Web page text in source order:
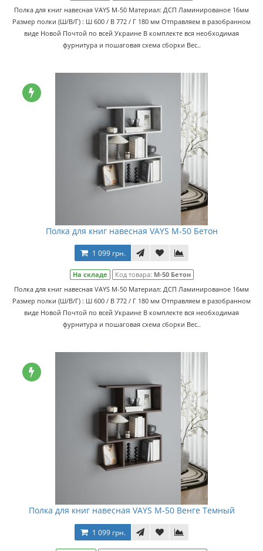
Полка для книг навесная VAYS M-50 Материал: ДСП Ламинированое 16мм
Размер полки (Ш/В/Г) : Ш 600 / В 772 / Г 180 мм Отправляем в разобранном
виде Новой Почтой по всей Украине В комплекте вся необходимая
фурнитура и пошаговая схема сборки Вес..
Полка для книг навесная VAYS M-50 Бетон
1 099 грн.
На складе Код товара: M-50 Бетон
Полка для книг навесная VAYS M-50 Материал: ДСП Ламинированое 16мм
Размер полки (Ш/В/Г) : Ш 600 / В 772 / Г 180 мм Отправляем в разобранном
виде Новой Почтой по всей Украине В комплекте вся необходимая
фурнитура и пошаговая схема сборки Вес..
Полка для книг навесная VAYS M-50 Венге Темный
1 099 грн.